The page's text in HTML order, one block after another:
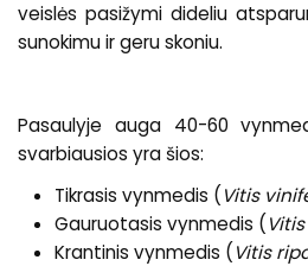
veislės pasižymi dideliu
sunokimu ir geru skoniu.
Pasaulyje auga 40-60
svarbiausios yra šios:
Tikrasis vynmedis (Vitis
Gauruotasis vynmedis (
Krantinis vynmedis (Vitis